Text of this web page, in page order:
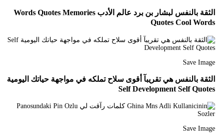
الثقة بالنفس لبشار بن برد عالم الأدب Words Quotes Memories
Quotes Cool Words
Save Image
الثقة بالنفس هي تقريبآ أقوى سلاح تملكه في مواجهة حياتك اليومية
Self Development Self Quotes
Save Image